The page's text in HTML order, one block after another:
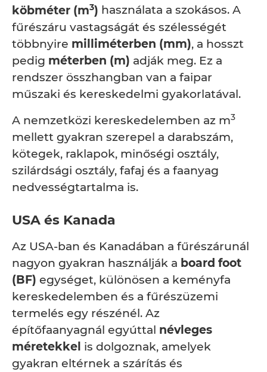
köbméter (m3) használata a szokásos. A
fűrészáru vastagságát és szélességét
többnyire milliméterben (mm), a hosszt
pedig méterben (m) adják meg. Ez a
rendszer összhangban van a faipar
műszaki és kereskedelmi gyakorlatával.
A nemzetközi kereskedelemben az m3
mellett gyakran szerepel a darabszám,
kötegek, raklapok, minőségi osztály,
szilárdsági osztály, fafaj és a faanyag
nedvességtartalma is.
USA és Kanada
Az USA-ban és Kanadában a fűrészárunál
nagyon gyakran használják a board foot
(BF) egységet, különösen a keményfa
kereskedelemben és a fűrészüzemi
termelés egy részénél. Az
építőfaanyagnál egyúttal névleges
méretekkel is dolgoznak, amelyek
gyakran eltérnek a szárítás és